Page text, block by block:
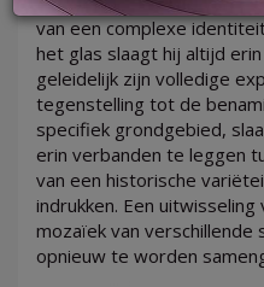
LOG
IN
van een complexe
het glas slaagt hij altijd
geleidelijk zijn volledige
tegenstelling tot de
specifiek grondgebied,
erin verbanden te leggen
van een historische
indrukken. Een
mozaïek van
opnieuw te worden